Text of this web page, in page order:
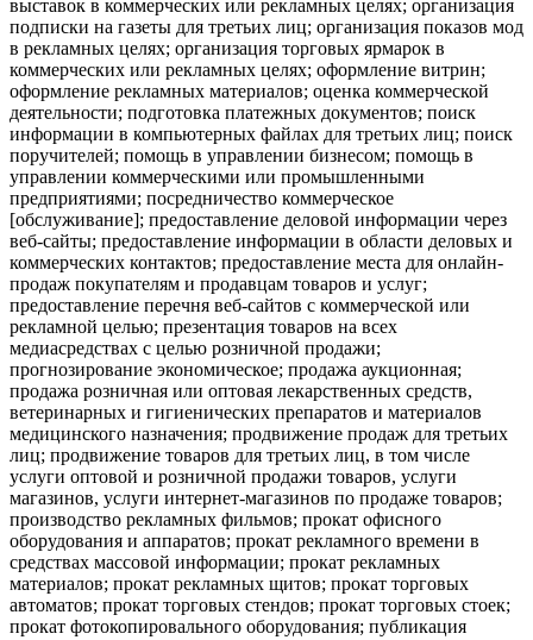
выставок в коммерческих или рекламных целях; организация
подписки на газеты для третьих лиц; организация показов мод
в рекламных целях; организация торговых ярмарок в
коммерческих или рекламных целях; оформление витрин;
оформление рекламных материалов; оценка коммерческой
деятельности; подготовка платежных документов; поиск
информации в компьютерных файлах для третьих лиц; поиск
поручителей; помощь в управлении бизнесом; помощь в
управлении коммерческими или промышленными
предприятиями; посредничество коммерческое
[обслуживание]; предоставление деловой информации через
веб-сайты; предоставление информации в области деловых и
коммерческих контактов; предоставление места для онлайн-
продаж покупателям и продавцам товаров и услуг;
предоставление перечня веб-сайтов с коммерческой или
рекламной целью; презентация товаров на всех
медиасредствах с целью розничной продажи;
прогнозирование экономическое; продажа аукционная;
продажа розничная или оптовая лекарственных средств,
ветеринарных и гигиенических препаратов и материалов
медицинского назначения; продвижение продаж для третьих
лиц; продвижение товаров для третьих лиц, в том числе
услуги оптовой и розничной продажи товаров, услуги
магазинов, услуги интернет-магазинов по продаже товаров;
производство рекламных фильмов; прокат офисного
оборудования и аппаратов; прокат рекламного времени в
средствах массовой информации; прокат рекламных
материалов; прокат рекламных щитов; прокат торговых
автоматов; прокат торговых стендов; прокат торговых стоек;
прокат фотокопировального оборудования; публикация